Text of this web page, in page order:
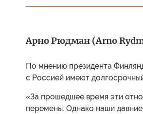
Арно Рюдман (Arno
По мнению президента
с Россией имеют
«За прошедшее время эти
перемены. Однако наши